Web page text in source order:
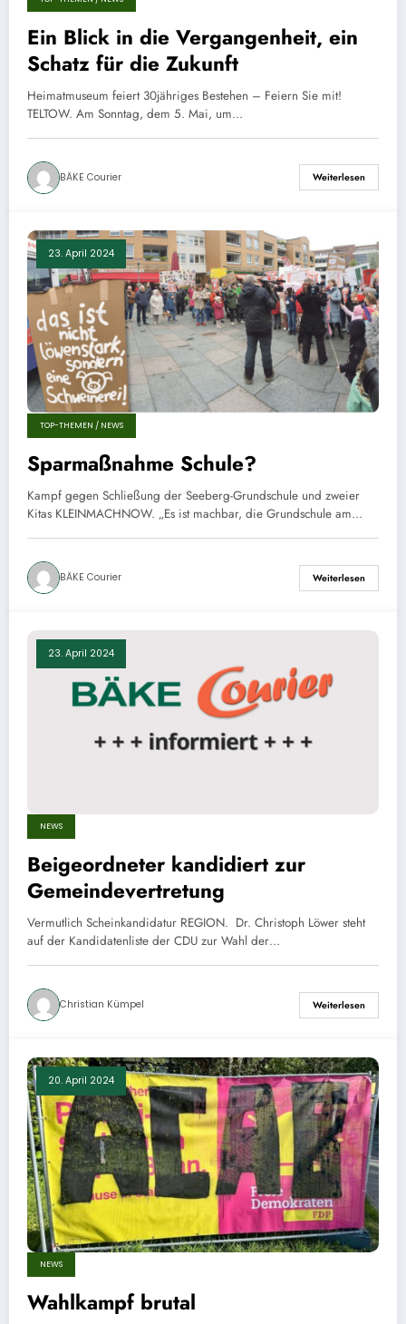
Ein Blick in die Vergangenheit, ein
Schatz für die Zukunft
Heimatmuseum feiert 30jähriges Bestehen – Feiern Sie mit!
TELTOW. Am Sonntag, dem 5. Mai, um…
BÄKE Courier Weiterlesen
23. April 2024
TOP-THEMEN / NEWS
Sparmaßnahme Schule?
Kampf gegen Schließung der Seeberg-Grundschule und zweier
Kitas KLEINMACHNOW. „Es ist machbar, die Grundschule am…
BÄKE Courier Weiterlesen
23. April 2024
NEWS
Beigeordneter kandidiert zur
Gemeindevertretung
Vermutlich Scheinkandidatur REGION. Dr. Christoph Löwer steht
auf der Kandidatenliste der CDU zur Wahl der…
Christian Kümpel Weiterlesen
20. April 2024
NEWS
Wahlkampf brutal